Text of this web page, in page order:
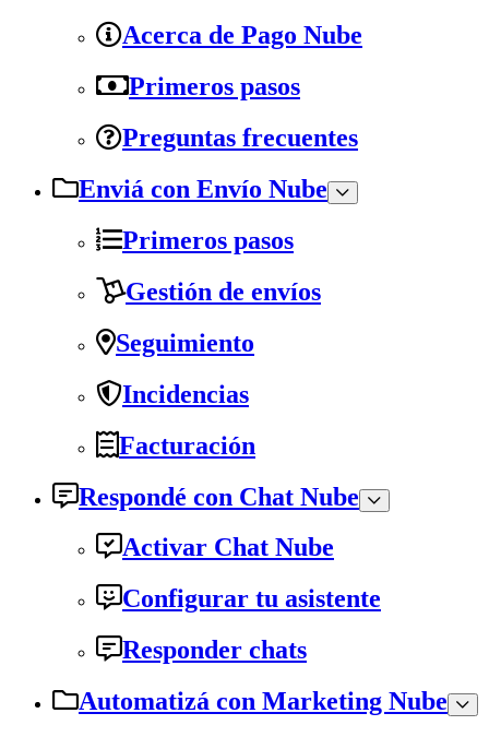
Acerca de Pago Nube
Primeros pasos
Preguntas frecuentes
Enviá con Envío Nube
Primeros pasos
Gestión de envíos
Seguimiento
Incidencias
Facturación
Respondé con Chat Nube
Activar Chat Nube
Configurar tu asistente
Responder chats
Automatizá con Marketing Nube